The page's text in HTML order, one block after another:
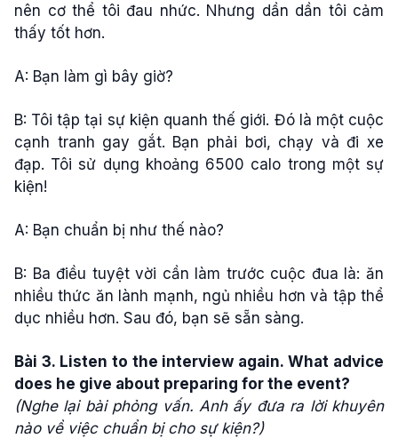
nên cơ thể tôi đau nhức. Nhưng dần dần tôi cảm
thấy tốt hơn.
A: Bạn làm gì bây giờ?
B: Tôi tập tại sự kiện quanh thế giới. Đó là một cuộc
cạnh tranh gay gắt. Bạn phải bơi, chạy và đi xe
đạp. Tôi sử dụng khoảng 6500 calo trong một sự
kiện!
A: Bạn chuẩn bị như thế nào?
B: Ba điều tuyệt vời cần làm trước cuộc đua là: ăn
nhiều thức ăn lành mạnh, ngủ nhiều hơn và tập thể
dục nhiều hơn. Sau đó, bạn sẽ sẵn sàng.
Bài 3. Listen to the interview again. What advice
does he give about preparing for the event?
(Nghe lại bài phỏng vấn. Anh ấy đưa ra lời khuyên
nào về việc chuẩn bị cho sự kiện?)